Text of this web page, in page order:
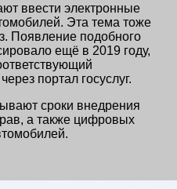
ввести электронные
Эта тема тоже
Появление подобного
ещё в 2019 году,
портал госуслуг.
сроки внедрения
а также цифровых